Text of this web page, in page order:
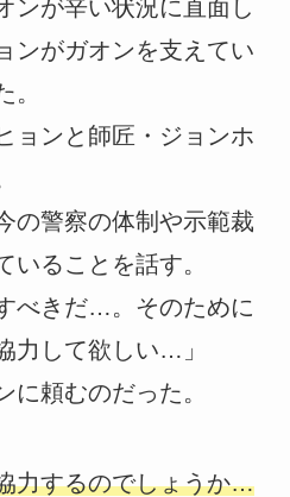
ンが辛い状況に直面し
ンがガオンを支えてい
。
ョンと師匠・ジョンホ
の警察の体制や示範裁
いることを話す。
べきだ…。そのために
力して欲しい…」
に頼むのだった。
力するのでしょうか…